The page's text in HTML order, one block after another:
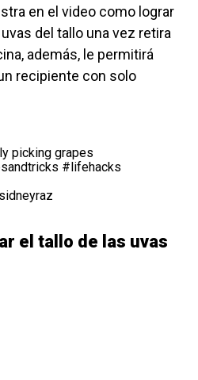
en el video como lograr
del tallo una vez retira
además, le permitirá
recipiente con solo
picking grapes
#lifehacks
el tallo de las uvas